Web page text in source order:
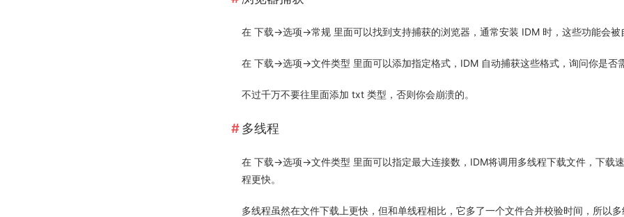
在 下载->选项->常规 里面可以找到支持捕获的浏览器，通常安装 IDM 时，这些功能会被
在 下载->选项->文件类型 里面可以添加指定格式，IDM 自动捕获这些格式，询问你是否
不过千万不要往里面添加 txt 类型，否则你会崩溃的。
多线程
在 下载->选项->文件类型 里面可以指定最大连接数，IDM将调用多线程下载文件，下载
程更快。
多线程虽然在文件下载上更快，但和单线程相比，它多了一个文件合并校验时间，所以